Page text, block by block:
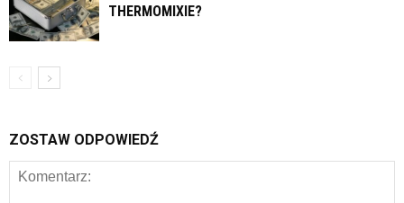
THERMOMIXIE?
ZOSTAW ODPOWIEDŹ